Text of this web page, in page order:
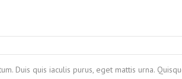
Duis quis iaculis purus, eget mattis urna.